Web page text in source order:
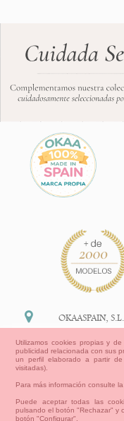
OKAASPAIN, S.L.
Utilizamos cookies propias y
publicidad relacionada con sus
un perfil elaborado a partir
visitadas).
Para más información consulte
Puede aceptar todas las
pulsando el botón "Rechazar" y
botón "Configurar".